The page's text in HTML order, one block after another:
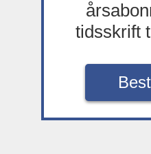
tidsskrift